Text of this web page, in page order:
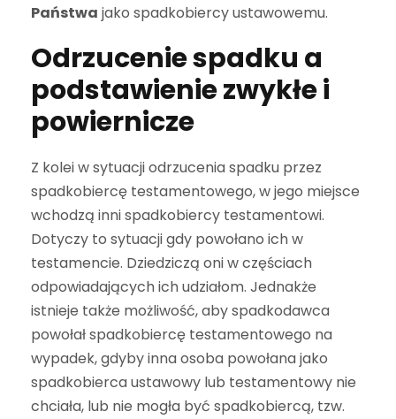
Państwa jako spadkobiercy ustawowemu.
Odrzucenie spadku a
podstawienie zwykłe i
powiernicze
Z kolei w sytuacji odrzucenia spadku przez
spadkobiercę testamentowego, w jego miejsce
wchodzą inni spadkobiercy testamentowi.
Dotyczy to sytuacji gdy powołano ich w
testamencie. Dziedziczą oni w częściach
odpowiadających ich udziałom. Jednakże
istnieje także możliwość, aby spadkodawca
powołał spadkobiercę testamentowego na
wypadek, gdyby inna osoba powołana jako
spadkobierca ustawowy lub testamentowy nie
chciała, lub nie mogła być spadkobiercą, tzw.